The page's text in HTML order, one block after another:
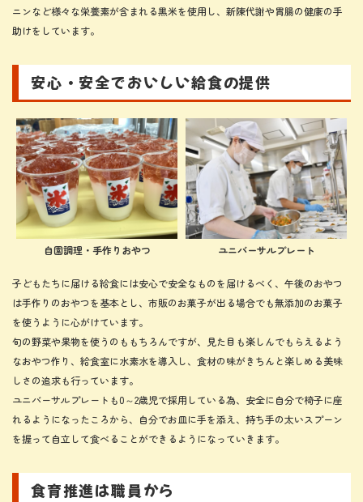
ニンなど様々な栄養素が含まれる黒米を使用し、新陳代謝や胃腸の健康の手
助けをしています。
安心・安全でおいしい給食の提供
自園調理・手作りおやつ ユニバーサルプレート
子どもたちに届ける給食には安心で安全なものを届けるべく、午後のおやつ
は手作りのおやつを基本とし、市販のお菓子が出る場合でも無添加のお菓子
を使うように心がけています。
旬の野菜や果物を使うのももちろんですが、見た目も楽しんでもらえるよう
なおやつ作り、給食室に水素水を導入し、食材の味がきちんと楽しめる美味
しさの追求も行っています。
ユニバーサルプレートも0～2歳児で採用している為、安全に自分で椅子に座
れるようになったころから、自分でお皿に手を添え、持ち手の太いスプーン
を握って自立して食べることができるようになっていきます。
食育推進は職員から